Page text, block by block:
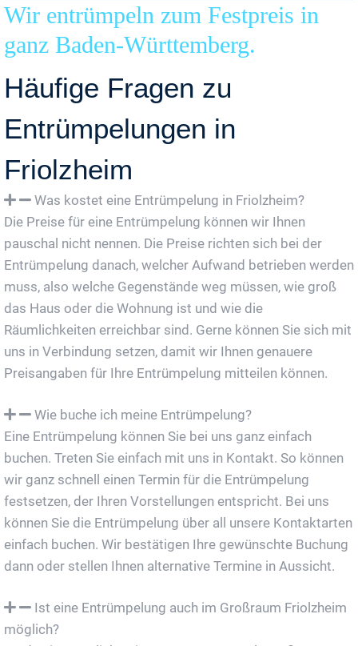
Wir entrümpeln zum Festpreis in
ganz Baden-Württemberg.
Häufige Fragen zu
Entrümpelungen in
Friolzheim
Was kostet eine Entrümpelung in Friolzheim?
Die Preise für eine Entrümpelung können wir Ihnen
pauschal nicht nennen. Die Preise richten sich bei der
Entrümpelung danach, welcher Aufwand betrieben werden
muss, also welche Gegenstände weg müssen, wie groß
das Haus oder die Wohnung ist und wie die
Räumlichkeiten erreichbar sind. Gerne können Sie sich mit
uns in Verbindung setzen, damit wir Ihnen genauere
Preisangaben für Ihre Entrümpelung mitteilen können.
Wie buche ich meine Entrümpelung?
Eine Entrümpelung können Sie bei uns ganz einfach
buchen. Treten Sie einfach mit uns in Kontakt. So können
wir ganz schnell einen Termin für die Entrümpelung
festsetzen, der Ihren Vorstellungen entspricht. Bei uns
können Sie die Entrümpelung über all unsere Kontaktarten
einfach buchen. Wir bestätigen Ihre gewünschte Buchung
dann oder stellen Ihnen alternative Termine in Aussicht.
Ist eine Entrümpelung auch im Großraum Friolzheim
möglich?